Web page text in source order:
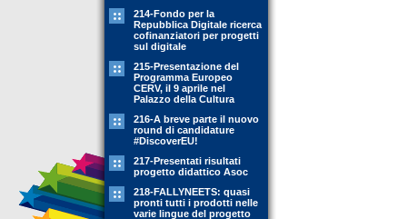
214-Fondo per la
Repubblica Digitale ricerca
cofinanziatori per progetti
sul digitale
215-Presentazione del
Programma Europeo
CERV, il 9 aprile nel
Palazzo della Cultura
216-A breve parte il nuovo
round di candidature
#DiscoverEU!
217-Presentati risultati
progetto didattico Asoc
218-FALLYNEETS: quasi
pronti tutti i prodotti nelle
varie lingue del progetto